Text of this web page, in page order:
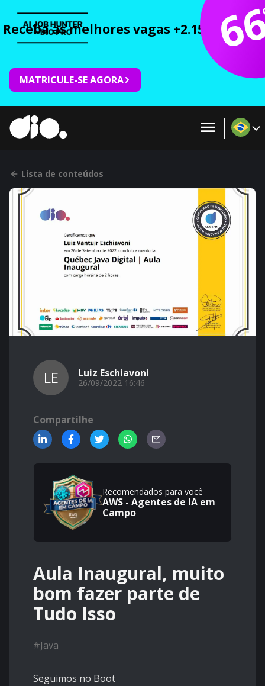
Receba as melhores vagas +2.150 cursos
MATRICULE-SE AGORA
Lista de conteúdos
LE Luiz Eschiavoni
26/09/2022 16:46
Compartilhe
Recomendados para você
AWS - Agentes de IA em
Campo
Aula Inaugural, muito
bom fazer parte de
Tudo Isso
#Java
Seguimos no Boot